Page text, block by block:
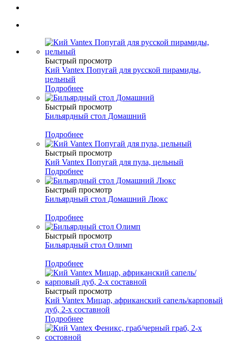
Быстрый просмотр
Кий Vantex Попугай для русской пирамиды,
цельный
Подробнее
Быстрый просмотр
Бильярдный стол Домашний
Подробнее
Быстрый просмотр
Кий Vantex Попугай для пула, цельный
Подробнее
Быстрый просмотр
Бильярдный стол Домашний Люкс
Подробнее
Быстрый просмотр
Бильярдный стол Олимп
Подробнее
Быстрый просмотр
Кий Vantex Мицар, африканский сапель/карповый
дуб, 2-х составной
Подробнее